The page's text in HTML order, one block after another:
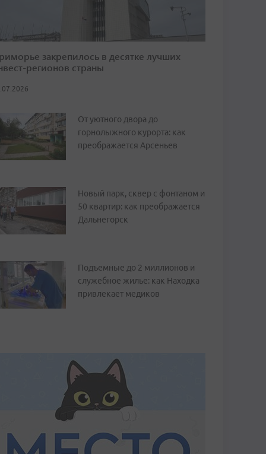
закрепилось в десятке лучших
регионов страны
От уютного двора до
горнолыжного курорта: как
преображается Арсеньев
Новый парк, сквер с фонтаном и
50 квартир: как преображается
Дальнегорск
Подъемные до 2 миллионов и
служебное жилье: как Находка
привлекает медиков